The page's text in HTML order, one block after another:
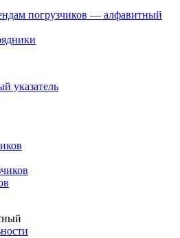
погрузчиков — алфавитный
указатель